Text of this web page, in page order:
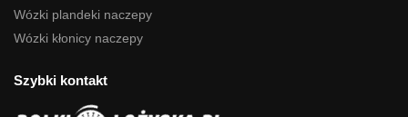
Wózki plandeki naczepy
Wózki kłonicy naczepy
Szybki kontakt